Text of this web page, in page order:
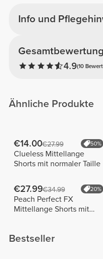
Info und
4.9(10
Ähnliche Produkte
€14.00€27.99 50%
Clueless Mittellange
Shorts mit normaler Taille
€27.99€34.99 20%
Peach Perfect FX
Mittellange Shorts mit
Bestseller